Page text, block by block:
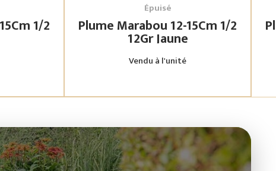
Épuisé
Plume Marabou 12-15Cm 1/2
12Gr Jaune
Vendu à l'unité